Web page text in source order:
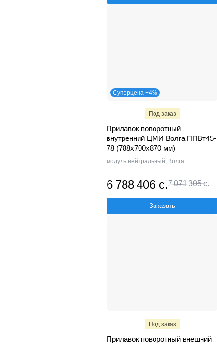
Суперцена −4%
Под заказ
Прилавок поворотный
внутренний ЦМИ Волга ППВт45-
78 (788х700х870 мм)
модуль нейтральный; Волга
6 788 406 с.7 071 305 с.
Заказать
Под заказ
Прилавок поворотный внешний